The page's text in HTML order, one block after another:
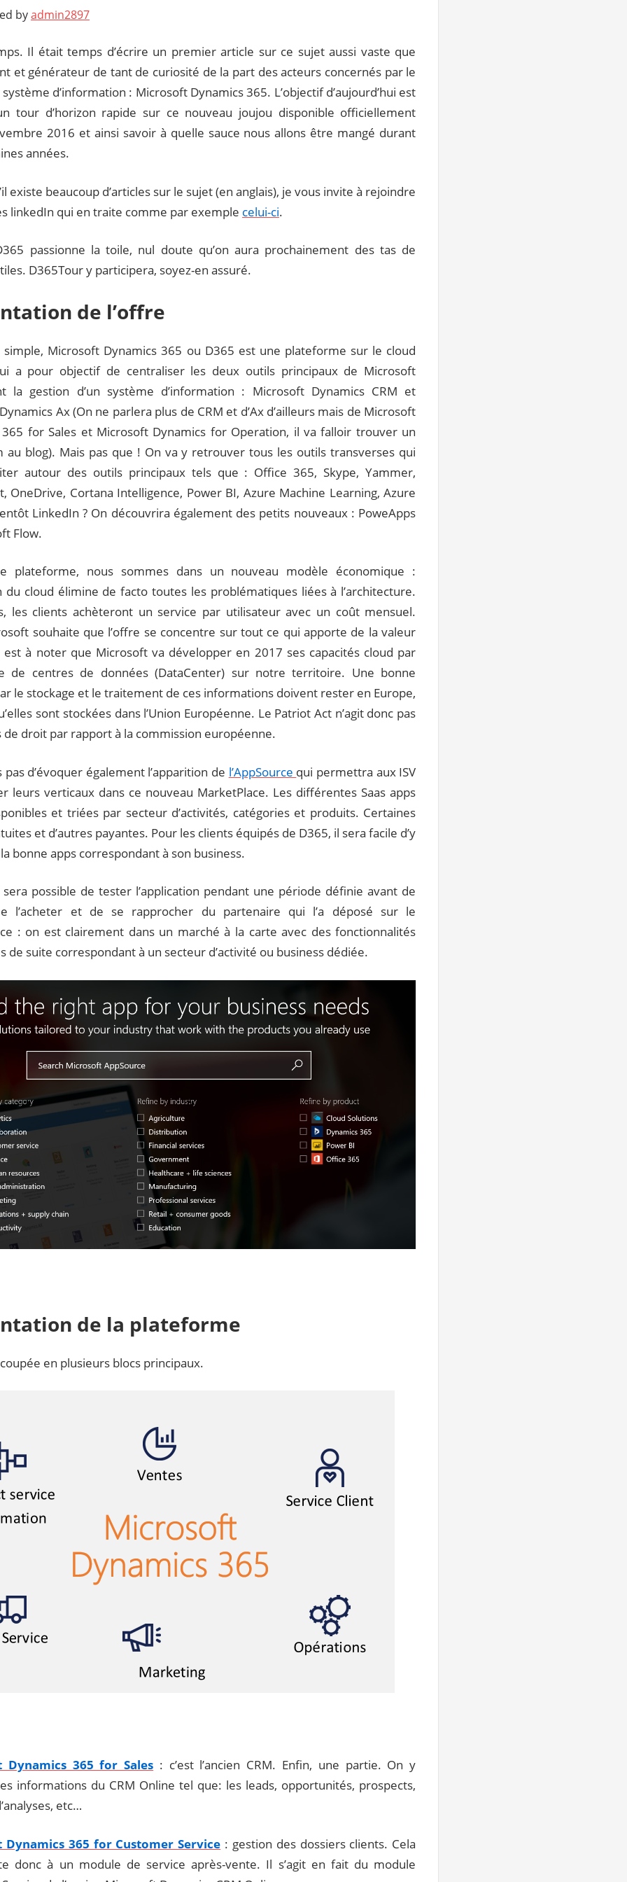
byadmin2897
Il était temps d’écrire un premier article sur ce sujet aussi vaste que
et générateur de tant de curiosité de la part des acteurs concernés par le
système d’information : Microsoft Dynamics 365. L’objectif d’aujourd’hui est
tour d’horizon rapide sur ce nouveau joujou disponible officiellement
2016 et ainsi savoir à quelle sauce nous allons être mangé durant
années.
existe beaucoup d’articles sur le sujet (en anglais), je vous invite à rejoindre
linkedIn qui en traite comme par exemple celui-ci.
passionne la toile, nul doute qu’on aura prochainement des tas de
D365Tour y participera, soyez-en assuré.
de l’offre
Microsoft Dynamics 365 ou D365 est une plateforme sur le cloud
a pour objectif de centraliser les deux outils principaux de Microsoft
la gestion d’un système d’information : Microsoft Dynamics CRM et
Ax (On ne parlera plus de CRM et d’Ax d’ailleurs mais de Microsoft
365 for Sales et Microsoft Dynamics for Operation, il va falloir trouver un
au blog). Mais pas que ! On va y retrouver tous les outils transverses qui
autour des outils principaux tels que : Office 365, Skype, Yammer,
OneDrive, Cortana Intelligence, Power BI, Azure Machine Learning, Azure
LinkedIn ? On découvrira également des petits nouveaux : PoweApps
Flow.
plateforme, nous sommes dans un nouveau modèle économique :
du cloud élimine de facto toutes les problématiques liées à l’architecture.
les clients achèteront un service par utilisateur avec un coût mensuel.
souhaite que l’offre se concentre sur tout ce qui apporte de la valeur
à noter que Microsoft va développer en 2017 ses capacités cloud par
de centres de données (DataCenter) sur notre territoire. Une bonne
le stockage et le traitement de ces informations doivent rester en Europe,
sont stockées dans l’Union Européenne. Le Patriot Act n’agit donc pas
droit par rapport à la commission européenne.
pas d’évoquer également l’apparition de l’AppSource qui permettra aux ISV
leurs verticaux dans ce nouveau MarketPlace. Les différentes Saas apps
et triées par secteur d’activités, catégories et produits. Certaines
et d’autres payantes. Pour les clients équipés de D365, il sera facile d’y
bonne apps correspondant à son business.
possible de tester l’application pendant une période définie avant de
l’acheter et de se rapprocher du partenaire qui l’a déposé sur le
: on est clairement dans un marché à la carte avec des fonctionnalités
de suite correspondant à un secteur d’activité ou business dédiée.
de la plateforme
en plusieurs blocs principaux.
Dynamics 365 for Sales : c’est l’ancien CRM. Enfin, une partie. On y
informations du CRM Online tel que: les leads, opportunités, prospects,
etc…
365 for Customer Service : gestion des dossiers clients. Cela
donc à un module de service après-vente. Il s’agit en fait du module